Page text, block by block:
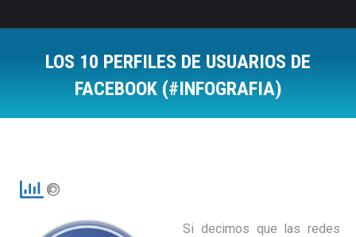
LOS 10 PERFILES DE USUARIOS DE
FACEBOOK (#INFOGRAFIA)
Si decimos que las redes